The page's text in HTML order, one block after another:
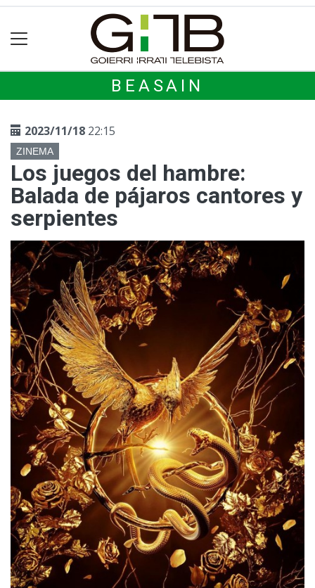
BEASAIN
2023/11/18 22:15
ZINEMA
Los juegos del hambre:
Balada de pájaros cantores y
serpientes